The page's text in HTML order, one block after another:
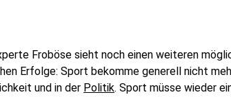
Froböse sieht noch einen weiteren
Erfolge: Sport bekomme generell nicht
und in der Politik. Sport müsse wieder